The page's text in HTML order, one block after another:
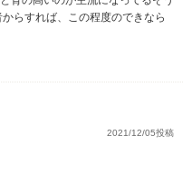
らすれば、この程度のできなら
2021/12/05投稿